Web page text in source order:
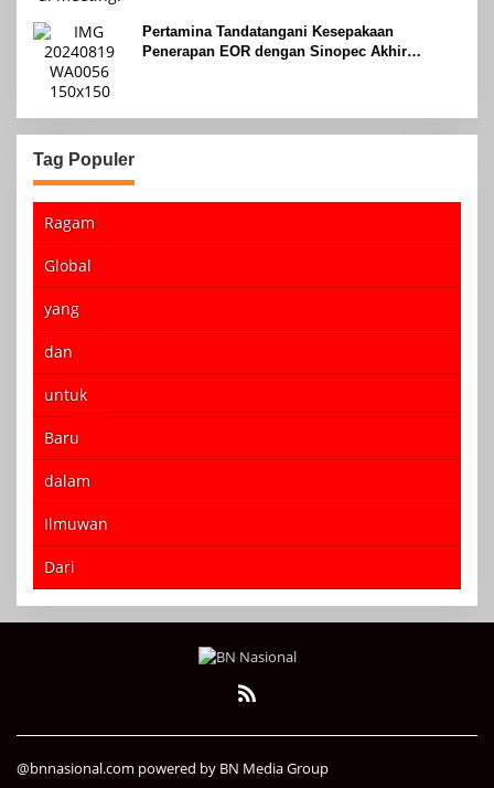
Pertamina Tandatangani Kesepakaan
Penerapan EOR dengan Sinopec Akhir
Tag Populer
Ragam
Global
yang
dan
untuk
Baru
dalam
Ilmuwan
Dari
@bnnasional.com powered by BN Media Group